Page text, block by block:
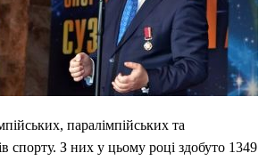
паралімпійських та
спорту. З них у цьому році здобуто 1349